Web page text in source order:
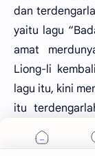
dan
yaitu lagu
amat
Liong-li
lagu itu, kini
itu
yang amat
yang amat